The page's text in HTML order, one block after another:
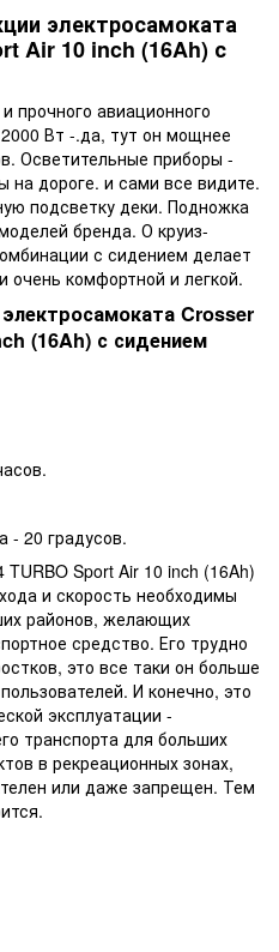
электросамоката
Air 10 inch (16Ah) с
прочного авиационного
Вт -.да, тут он мощнее
Осветительные приборы -
на дороге. и сами все видите.
подсветку деки. Подножка
бренда. О круиз-
с сидением делает
комфортной и легкой.
Crosser
(16Ah) с сидением
- 20 градусов.
Sport Air 10 inch (16Ah)
и скорость необходимы
районов, желающих
средство. Его трудно
это все таки он больше
И конечно, это
эксплуатации -
транспорта для больших
в рекреационных зонах,
или даже запрещен. Тем